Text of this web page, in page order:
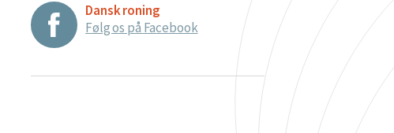
Dansk roning
Følg os på Facebook